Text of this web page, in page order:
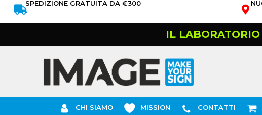
SPEDIZIONE GRATUITA DA €300
IL
CHI SIAMO MISSION CONTATTI